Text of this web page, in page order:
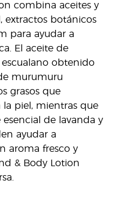
combina aceites y
extractos botánicos
para ayudar a
El aceite de
escualano obtenido
murumuru
grasos que
piel, mientras que
de lavanda y
ayudar a
aroma fresco y
& Body Lotion